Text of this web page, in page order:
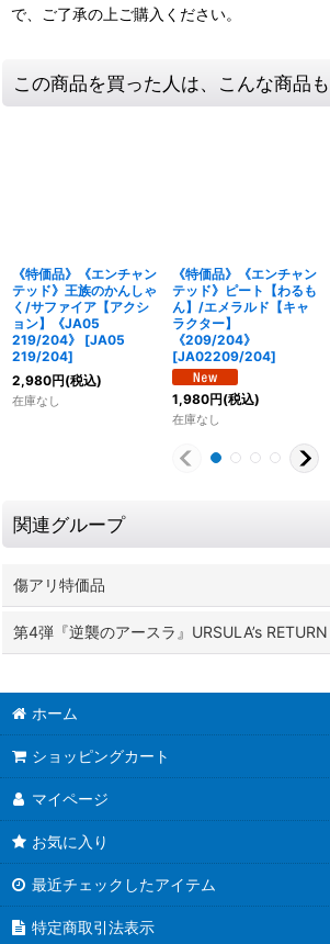
で、ご了承の上ご購入ください。
この商品を買った人は、こんな商品
《特価品》《エンチャン
テッド》王族のかんしゃ
く/サファイア【アクシ
ョン】《JA05
219/204》
[JA05
219/204]
2,980円(税込)
在庫なし
《特価品》《エンチャン
テッド》ピート【わるも
ん】/エメラルド【キャ
ラクター】
《209/204》
[JA02209/204]
1,980円(税込)
在庫なし
関連グループ
傷アリ特価品
第4弾『逆襲のアースラ』URSULA’s RETURN
ホーム
ショッピングカート
マイページ
お気に入り
最近チェックしたアイテム
特定商取引法表示